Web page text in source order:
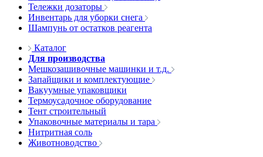
Тележки дозаторы
Инвентарь для уборки снега
Шампунь от остатков реагента
Каталог
Для производства
Мешкозашивочные машинки и т.д.
Запайщики и комплектующие
Вакуумные упаковщики
Термоусадочное оборудование
Тент строительный
Упаковочные материалы и тара
Нитритная соль
Животноводство